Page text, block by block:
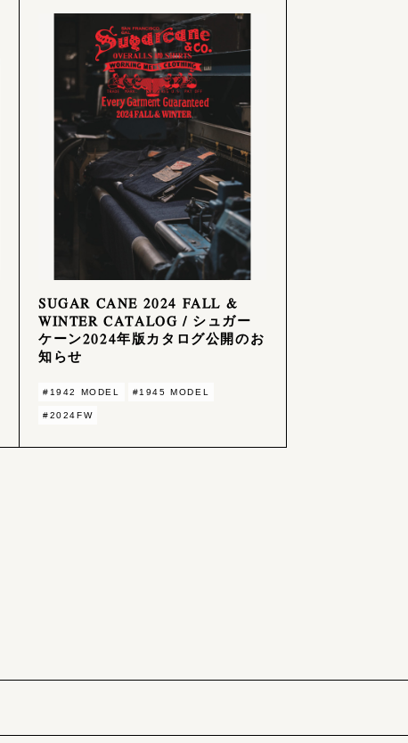
SUGAR CANE 2024 FALL &
WINTER CATALOG / シュガー
ケーン2024年版カタログ公開のお
知らせ
#1942 MODEL #1945 MODEL
#2024FW